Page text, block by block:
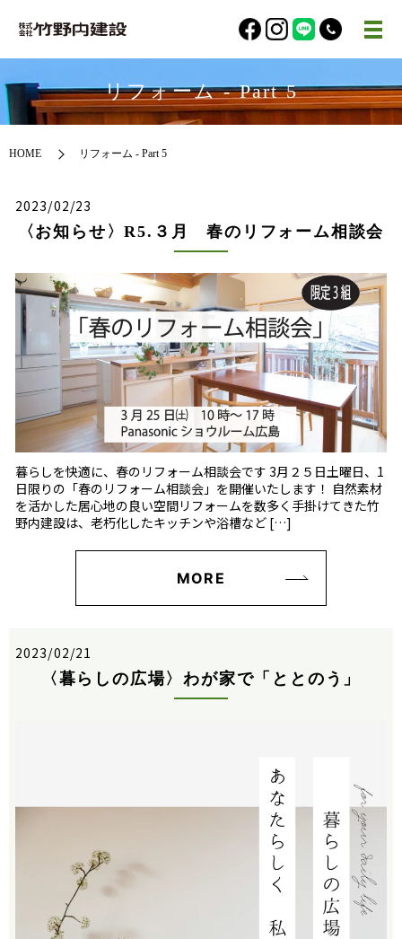
リフォーム - Part 5
HOME リフォーム - Part 5
2023/02/23
〈お知らせ〉R5.３月 春のリフォーム相談会
暮らしを快適に、春のリフォーム相談会です 3月２５日土曜日、1
日限りの「春のリフォーム相談会」を開催いたします！ 自然素材
を活かした居心地の良い空間リフォームを数多く手掛けてきた竹
野内建設は、老朽化したキッチンや浴槽など […]
MORE
2023/02/21
〈暮らしの広場〉わが家で「ととのう」